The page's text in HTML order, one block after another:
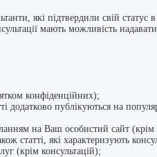
які підтвердили свій
мають можливість надавати
конфіденційних);
додатково публікуються на
на Ваш особистий сайт
статті, які характеризують
(крім консультацій);